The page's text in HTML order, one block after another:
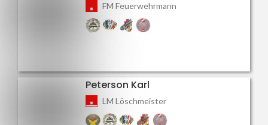
FM Feuerwehrmann
Peterson Karl
LM Löschmeister